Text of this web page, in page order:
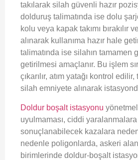
takılarak silah güvenli hazır
dolduruş talimatında ise dolu
kolu veya kapak takımı bırakılır
alınarak kullanıma hazır hale
talimatında ise silahın tamamen
getirilmesi amaçlanır. Bu işlem
çıkarılır, atım yatağı kontrol
silah emniyete alınarak
Doldur boşalt istasyonu
uyulmaması, ciddi
sonuçlanabilecek kazalara
nedenle poligonlarda, askeri
birimlerinde doldur-boşalt